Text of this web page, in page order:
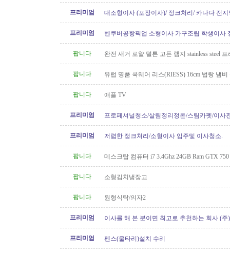
프리미엄
대소형이사 (포장이사)/ 정크처리/ 카나다 전
프리미엄
벤쿠버공항픽업 소형이사 가구조립 학생이사
팝니다
완전 새거 로얄 덜튼 고든 램지 stainless steel
팝니다
유럽 명품 쿡웨어 리스(RIESS) 16cm 법랑 냄
팝니다 애플 TV
프리미엄
프로페셔널청소/살림정리정돈/스팀카펫/이사
프리미엄
저렴한 정크처리/소형이사 입주및 이사청소.
팝니다 데스크탑 컴퓨터 i7 3.4Ghz 24GB Ram GTX
팝니다 소형김치냉장고
팝니다 원형식탁/의자2
프리미엄
이사를 해 본 분이면 최고로 추천하는 회사 (주
프리미엄
펜스(울타리)설치 수리